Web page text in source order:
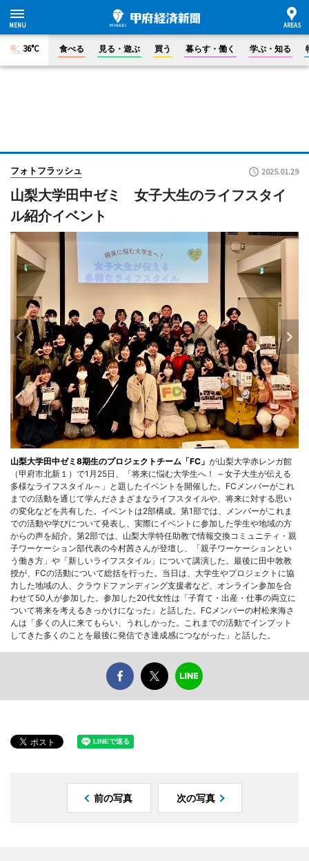
36°C 食べる 見る・遊ぶ 買う 暮らす・働く 学ぶ・知る
フォトフラッシュ 2025.01.29
山梨大学田中ゼミ 女子大生のライフスタイ
ル紹介イベント
山梨大学田中ゼミ8期生のプロジェクトチーム「FC」 が山梨大学赤レンガ館
（甲府市北新１）で1月25日、「将来に悩む大学生へ！ ～女子大生が伝える
多様なライフスタイル～」と題したイベントを開催した。FCメンバーがこれ
までの活動を通じて学んださまざまなライフスタイルや、将来に対する思い
の変化などを共有した。イベントは2部構成。第1部では、メンバーがこれま
での活動や学びについて発表し、実際にイベントに参加した学生や地域の方
からの声を紹介。第2部では、山梨大学特任助教で情報交換コミュニティ・親
子ワーケーション部代表の今村茜さんが登壇し、「親子ワーケーションとい
う働き方」や「新しいライフスタイル」について講演した。最後に田中敦教
授が、FCの活動について総括を行った。当日は、大学生やプロジェクトに協
力した地域の人、クラウドファンディング支援者など、オンライン参加を合
わせて50人が参加した。参加した20代女性は「子育て・出産・仕事の両立に
ついて将来を考えるきっかけになった」と話した。FCメンバーの村松来海さ
んは「多くの人に来てもらい、うれしかった。これまでの活動でインプット
してきた多くのことを最後に発信でき達成感につながった」と話した。
前の写真 次の写真